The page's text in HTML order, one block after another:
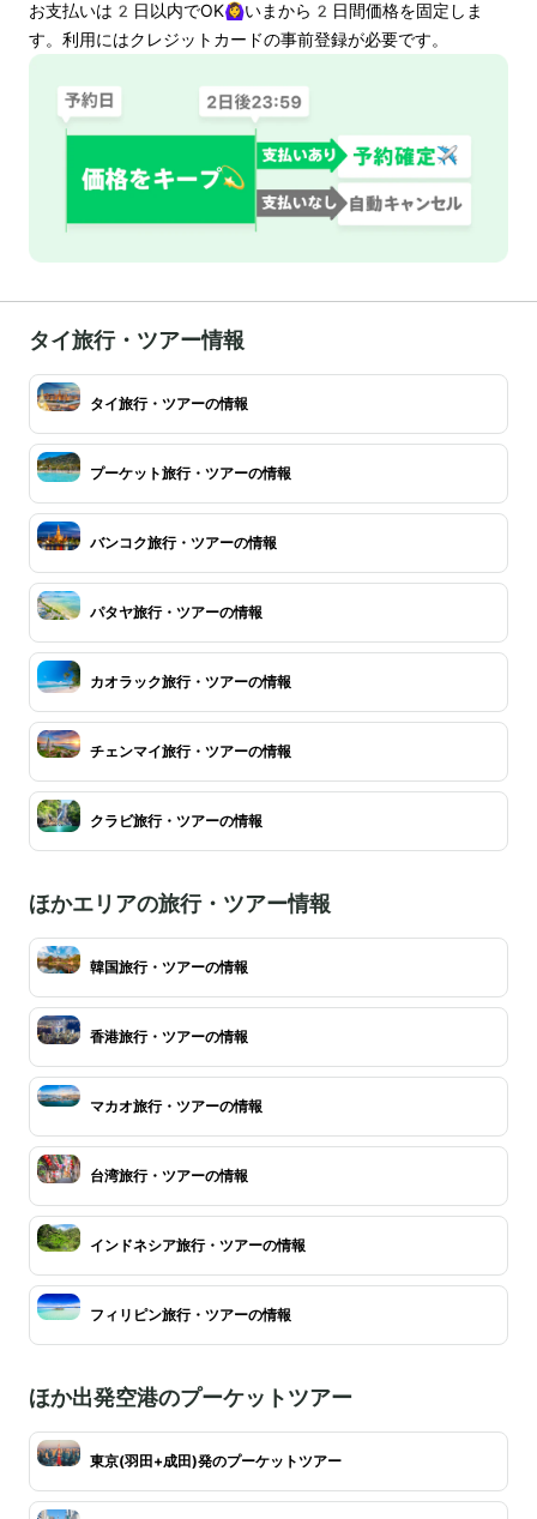
お支払いは 2 日以内でOK🙆‍♀️いまから 2 日間価格を固定しま
す。利用にはクレジットカードの事前登録が必要です。
タイ旅行・ツアー情報
タイ旅行・ツアーの情報
プーケット旅行・ツアーの情報
バンコク旅行・ツアーの情報
パタヤ旅行・ツアーの情報
カオラック旅行・ツアーの情報
チェンマイ旅行・ツアーの情報
クラビ旅行・ツアーの情報
ほかエリアの旅行・ツアー情報
韓国旅行・ツアーの情報
香港旅行・ツアーの情報
マカオ旅行・ツアーの情報
台湾旅行・ツアーの情報
インドネシア旅行・ツアーの情報
フィリピン旅行・ツアーの情報
ほか出発空港のプーケットツアー
東京(羽田+成田)発のプーケットツアー